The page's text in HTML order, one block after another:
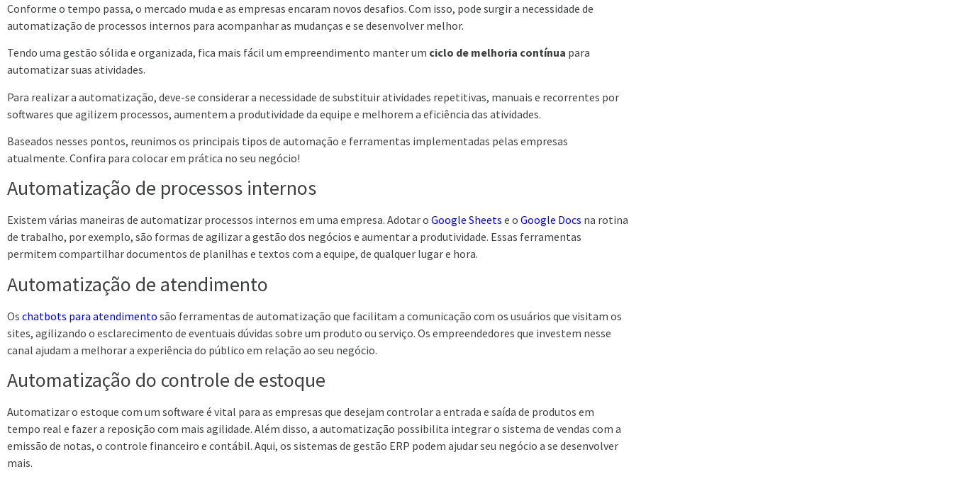
Conforme o tempo passa, o mercado muda e as empresas encaram novos desafios. Com isso, pode surgir a necessidade de
automatização de processos internos para acompanhar as mudanças e se desenvolver melhor.
Tendo uma gestão sólida e organizada, fica mais fácil um empreendimento manter um ciclo de melhoria contínua para
automatizar suas atividades.
Para realizar a automatização, deve-se considerar a necessidade de substituir atividades repetitivas, manuais e recorrentes por
softwares que agilizem processos, aumentem a produtividade da equipe e melhorem a eficiência das atividades.
Baseados nesses pontos, reunimos os principais tipos de automação e ferramentas implementadas pelas empresas
atualmente. Confira para colocar em prática no seu negócio!
Automatização de processos internos
Existem várias maneiras de automatizar processos internos em uma empresa. Adotar o Google Sheets e o Google Docs na rotina
de trabalho, por exemplo, são formas de agilizar a gestão dos negócios e aumentar a produtividade. Essas ferramentas
permitem compartilhar documentos de planilhas e textos com a equipe, de qualquer lugar e hora.
Automatização de atendimento
Os chatbots para atendimento são ferramentas de automatização que facilitam a comunicação com os usuários que visitam os
sites, agilizando o esclarecimento de eventuais dúvidas sobre um produto ou serviço. Os empreendedores que investem nesse
canal ajudam a melhorar a experiência do público em relação ao seu negócio.
Automatização do controle de estoque
Automatizar o estoque com um software é vital para as empresas que desejam controlar a entrada e saída de produtos em
tempo real e fazer a reposição com mais agilidade. Além disso, a automatização possibilita integrar o sistema de vendas com a
emissão de notas, o controle financeiro e contábil. Aqui, os sistemas de gestão ERP podem ajudar seu negócio a se desenvolver
mais.